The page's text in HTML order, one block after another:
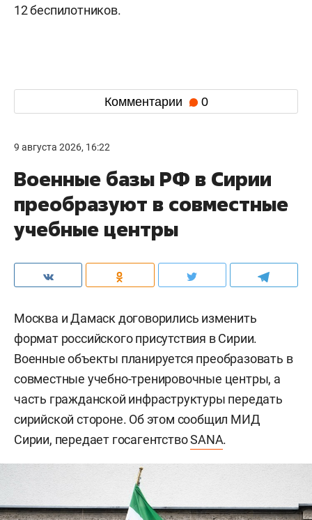
12 беспилотников.
Комментарии 0
9 августа 2026, 16:22
Военные базы РФ в Сирии
преобразуют в совместные
учебные центры
Москва и Дамаск договорились изменить
формат российского присутствия в Сирии.
Военные объекты планируется преобразовать в
совместные учебно-тренировочные центры, а
часть гражданской инфраструктуры передать
сирийской стороне. Об этом сообщил МИД
Сирии, передает госагентствоSANA.